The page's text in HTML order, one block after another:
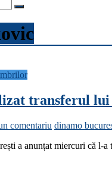
transferul
comentariu dinamo
a anunțat miercuri că l-